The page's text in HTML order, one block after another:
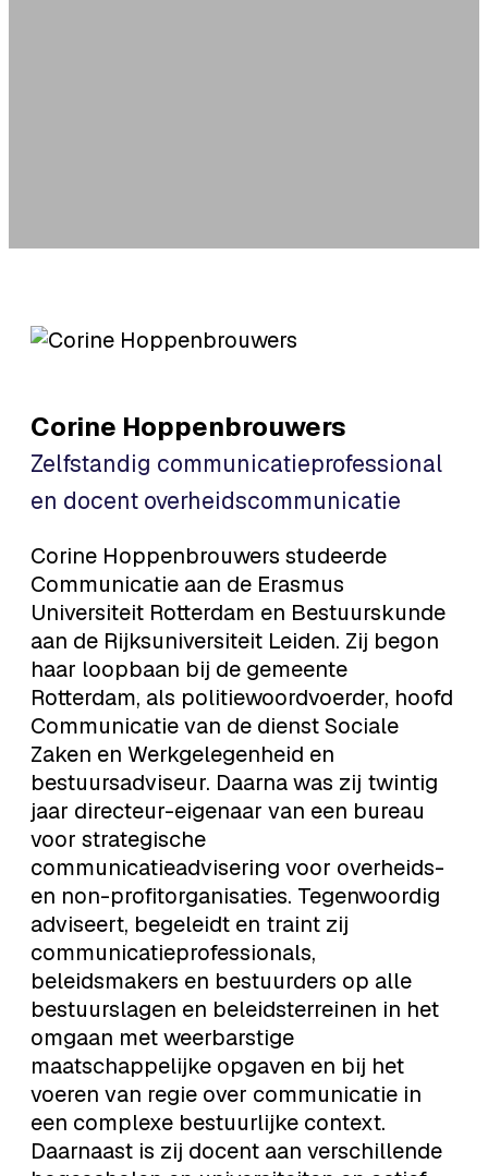
Corine Hoppenbrouwers
Zelfstandig communicatieprofessional
en docent overheidscommunicatie
Corine Hoppenbrouwers studeerde
Communicatie aan de Erasmus
Universiteit Rotterdam en Bestuurskunde
aan de Rijksuniversiteit Leiden. Zij begon
haar loopbaan bij de gemeente
Rotterdam, als politiewoordvoerder, hoofd
Communicatie van de dienst Sociale
Zaken en Werkgelegenheid en
bestuursadviseur. Daarna was zij twintig
jaar directeur-eigenaar van een bureau
voor strategische
communicatieadvisering voor overheids-
en non-profitorganisaties. Tegenwoordig
adviseert, begeleidt en traint zij
communicatieprofessionals,
beleidsmakers en bestuurders op alle
bestuurslagen en beleidsterreinen in het
omgaan met weerbarstige
maatschappelijke opgaven en bij het
voeren van regie over communicatie in
een complexe bestuurlijke context.
Daarnaast is zij docent aan verschillende